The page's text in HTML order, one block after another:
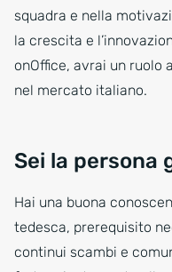
squadra e nella
la crescita e
onOffice, avrai un ruolo
nel mercato italiano.
Sei la persona
Hai una buona
tedesca, prerequisito
continui scambi e